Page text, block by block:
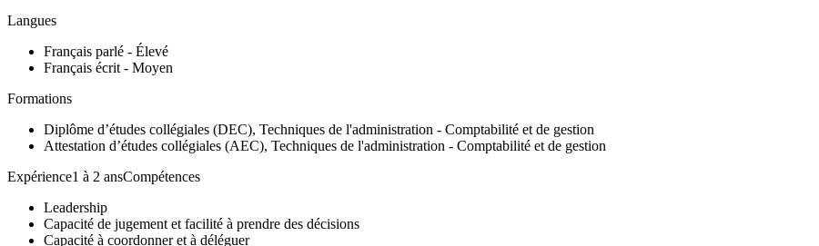
Langues
Français parlé - Élevé
Français écrit - Moyen
Formations
Diplôme d’études collégiales (DEC), Techniques de l'administration - Comptabilité et de gestion
Attestation d’études collégiales (AEC), Techniques de l'administration - Comptabilité et de gestion
Expérience1 à 2 ansCompétences
Leadership
Capacité de jugement et facilité à prendre des décisions
Capacité à coordonner et à déléguer